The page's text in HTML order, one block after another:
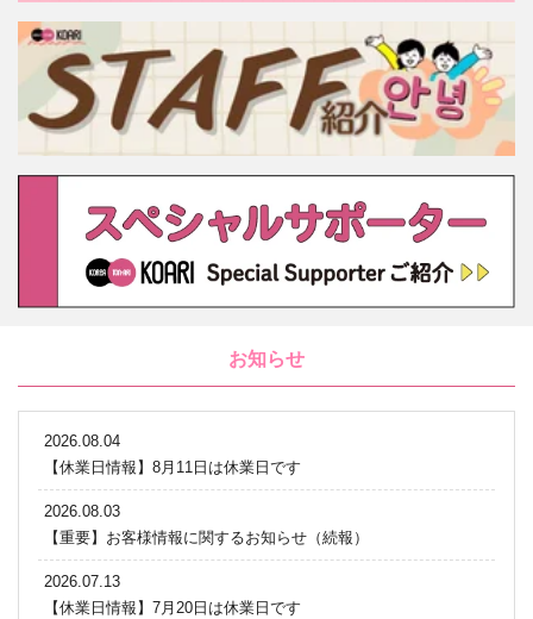
お知らせ
2026.08.04
【休業日情報】8月11日は休業日です
2026.08.03
【重要】お客様情報に関するお知らせ（続報）
2026.07.13
【休業日情報】7月20日は休業日です